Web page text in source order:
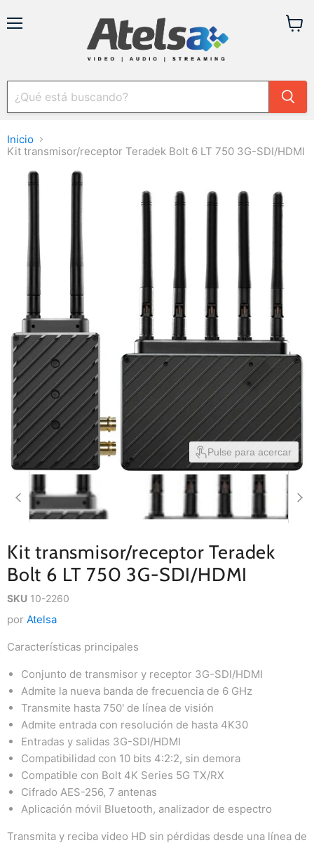
Inicio
Kit transmisor/receptor Teradek Bolt 6 LT 750 3G-SDI/HDMI
Pulse para acercar
Kit transmisor/receptor Teradek
Bolt 6 LT 750 3G-SDI/HDMI
SKU 10-2260
por Atelsa
Características principales
Conjunto de transmisor y receptor 3G-SDI/HDMI
Admite la nueva banda de frecuencia de 6 GHz
Transmite hasta 750' de línea de visión
Admite entrada con resolución de hasta 4K30
Entradas y salidas 3G-SDI/HDMI
Compatibilidad con 10 bits 4:2:2, sin demora
Compatible con Bolt 4K Series 5G TX/RX
Cifrado AES-256, 7 antenas
Aplicación móvil Bluetooth, analizador de espectro
Transmita y reciba video HD sin pérdidas desde una línea de